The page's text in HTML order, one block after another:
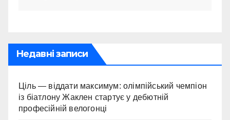
Недавні записи
Ціль — віддати максимум: олімпійський чемпіон
із біатлону Жаклен стартує у дебютній
професійній велогонці